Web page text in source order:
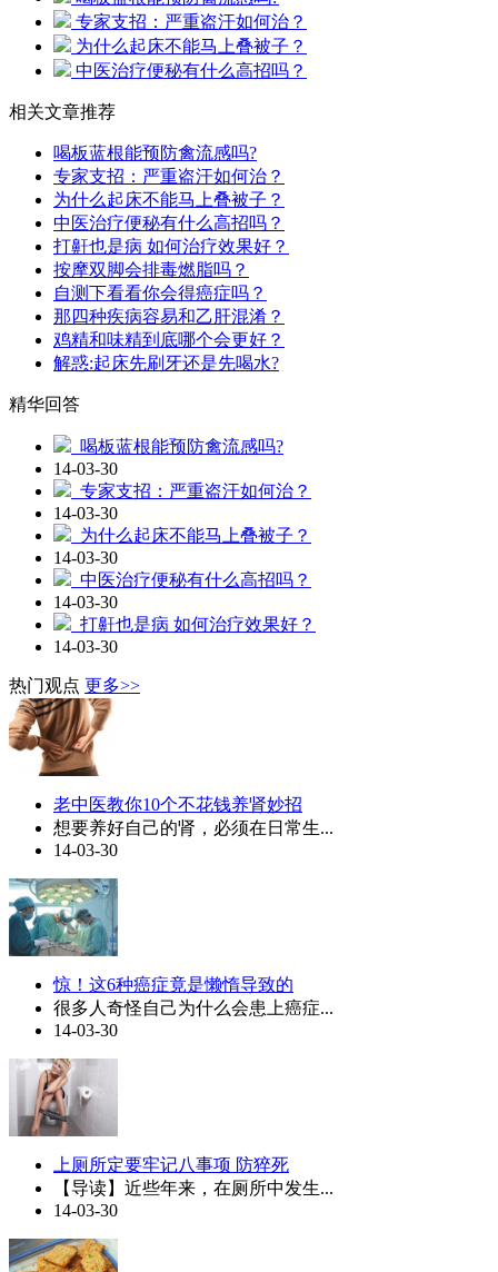
专家支招：严重盗汗如何治？
为什么起床不能马上叠被子？
中医治疗便秘有什么高招吗？
相关文章推荐
喝板蓝根能预防禽流感吗?
专家支招：严重盗汗如何治？
为什么起床不能马上叠被子？
中医治疗便秘有什么高招吗？
打鼾也是病 如何治疗效果好？
按摩双脚会排毒燃脂吗？
自测下看看你会得癌症吗？
那四种疾病容易和乙肝混淆？
鸡精和味精到底哪个会更好？
解惑:起床先刷牙还是先喝水?
精华回答
喝板蓝根能预防禽流感吗?
14-03-30
专家支招：严重盗汗如何治？
14-03-30
为什么起床不能马上叠被子？
14-03-30
中医治疗便秘有什么高招吗？
14-03-30
打鼾也是病 如何治疗效果好？
14-03-30
热门观点 更多>>
老中医教你10个不花钱养肾妙招
想要养好自己的肾，必须在日常生...
14-03-30
惊！这6种癌症竟是懒惰导致的
很多人奇怪自己为什么会患上癌症...
14-03-30
上厕所定要牢记八事项 防猝死
【导读】近些年来，在厕所中发生...
14-03-30